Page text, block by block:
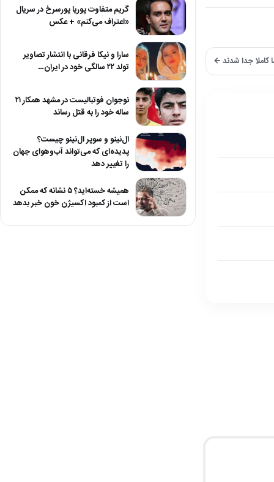
کاملا جدا شدند ←
گریم متفاوت پوریا پورسرخ در سریال
«اعتراف می‌کنم» + عکس
سارا و نیکا فرقانی با انتشار تصاویر
تولد ۲۲ سالگی خود در ایران…
نوجوان فوتبالیست در مشهد همکار ۲۱
ساله خود را به قتل رساند
ال‌نینو و سوپر ال‌نینو چیست؟
پدیده‌ای که می‌تواند آب‌وهوای جهان
را تغییر دهد
همیشه خسته‌اید؟ ۵ نشانه که ممکن
است از کمبود اکسیژن خون خبر بدهد